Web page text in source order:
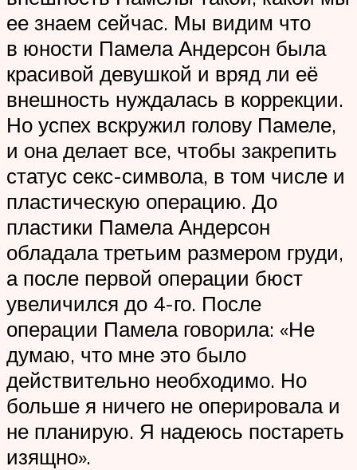
ее знаем сейчас. Мы видим что
в юности Памела Андерсон была
красивой девушкой и вряд ли её
внешность нуждалась в коррекции.
Но успех вскружил голову Памеле,
и она делает все, чтобы закрепить
статус секс-символа, в том числе и
пластическую операцию. До
пластики Памела Андерсон
обладала третьим размером груди,
а после первой операции бюст
увеличился до 4-го. После
операции Памела говорила: «Не
думаю, что мне это было
действительно необходимо. Но
больше я ничего не оперировала и
не планирую. Я надеюсь постареть
изящно».